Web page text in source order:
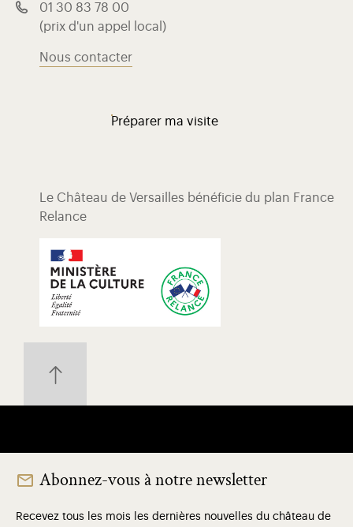
01 30 83 78 00
(prix d'un appel local)
Nous contacter
Préparer ma visite
Le Château de Versailles bénéficie du plan France
Relance
Abonnez-vous à notre newsletter
Recevez tous les mois les dernières nouvelles du château de